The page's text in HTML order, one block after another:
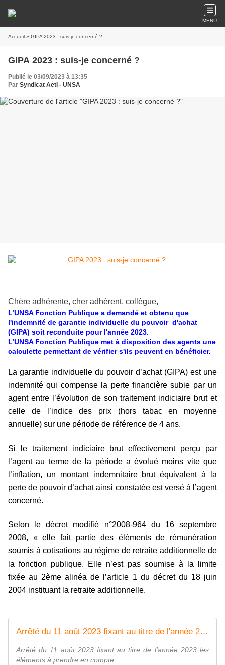
MENU
Accueil » GIPA 2023 : suis-je concerné ?
GIPA 2023 : suis-je concerné ?
Publié le 03/09/2023 à 13:35
Par Syndicat AetI - UNSA
Chère adhérente, cher adhérent, collègue,
L’UNSA Fonction Publique a demandé et obtenu que
l'indemnité de garantie individuelle du pouvoir d'achat
(GIPA) soit reconduite pour l'année 2023.
L’UNSA Fonction Publique met à disposition des agents une
calculette permettant de vérifier s'ils peuvent en bénéficier.
La garantie individuelle du pouvoir d’achat (GIPA) est une
indemnité qui compense la perte financière subie par un
agent entre l’évolution de son traitement indiciaire brut et
celle de l’indice des prix (hors tabac en moyenne
annuelle) sur une période de référence de 4 ans.
Si le traitement indiciaire brut effectivement perçu par
l’agent au terme de la période a évolué moins vite que
l’inflation, un montant indemnitaire brut équivalent à la
perte de pouvoir d’achat ainsi constatée est versé à l’agent
concerné.
Selon le décret modifié n°2008-964 du 16 septembre
2008, « elle fait partie des éléments de rémunération
soumis à cotisations au régime de retraite additionnelle de
la fonction publique. Elle n’est pas soumise à la limite
fixée au 2ème alinéa de l’article 1 du décret du 18 juin
2004 instituant la retraite additionnelle.
Arrêté du 11 août 2023 fixant au titre de l'année 2023 les éléments à prendre en compte pour le calcul de l'indemnité dite de garantie individuelle du pouvoir d'achat
Arrêté du 11 août 2023 fixant au titre de l'année 2023 les
éléments à prendre en compte ...